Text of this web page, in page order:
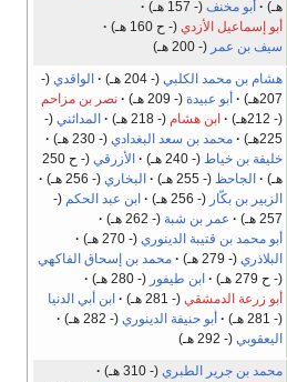
هـ)
أبو مخنف (- 157 هـ)
أبو إسماعيل الأزدي (- ح 160 هـ)
سيف بن عمر (- 200 هـ)
هشام بن محمد الكلبي (- 204 هـ) الواقدي (-
207هـ)
أبو عبيدة (- 209 هـ)
نصر بن مزاحم
(- 212هـ)
ابن هشام (- 218 هـ) المدائني (-
225هـ)
محمد بن سعد البغدادي (- 230 هـ)
خليفة بن خياط (- 240 هـ) الأزرقي
(- ح 250
هـ)
الجاحظ (- 255 هـ) البخاري (- 256 هـ)
الزبير بن بكّار (- 256 هـ) ابن عبد الحكم (-
257 هـ)
عمر بن شبة (- 262 هـ)
أبو محمد بن قتيبة الدينوري (- 270 هـ)
البلاذري (- 279 هـ)
محمد بن إسحاق الفاكهي
(- ح 279 هـ)
ابن طيفور (- 280 هـ)
أبو زرعة الدمشقي (- 281 هـ)
ابن أبي الدنيا
(- 281 هـ)
أبو حنيفة الدينوري (- 282 هـ)
اليعقوبي (- 292 هـ)
محمد بن جرير الطبري (- 310 هـ)